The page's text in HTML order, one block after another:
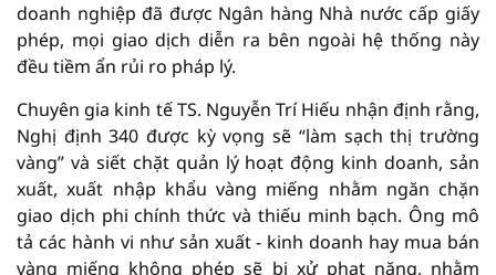
doanh nghiệp đã được Ngân hàng Nhà nước cấp giấy
phép, mọi giao dịch diễn ra bên ngoài hệ thống này
đều tiềm ẩn rủi ro pháp lý.
Chuyên gia kinh tế TS. Nguyễn Trí Hiếu nhận định rằng,
Nghị định 340 được kỳ vọng sẽ “làm sạch thị trường
vàng” và siết chặt quản lý hoạt động kinh doanh, sản
xuất, xuất nhập khẩu vàng miếng nhằm ngăn chặn
giao dịch phi chính thức và thiếu minh bạch. Ông mô
tả các hành vi như sản xuất - kinh doanh hay mua bán
vàng miếng không phép sẽ bị xử phạt nặng, nhằm